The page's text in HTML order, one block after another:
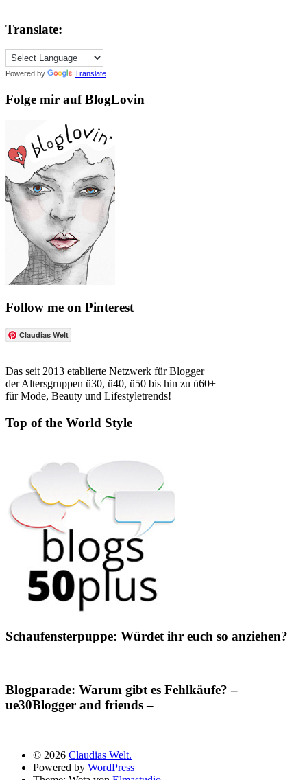
Translate:
Powered by Translate
Folge mir auf BlogLovin
Follow me on Pinterest
Claudias Welt
Das seit 2013 etablierte Netzwerk für Blogger
der Altersgruppen ü30, ü40, ü50 bis hin zu ü60+
für Mode, Beauty und Lifestyletrends!
Top of the World Style
Schaufensterpuppe: Würdet ihr euch so anziehen?
Blogparade: Warum gibt es Fehlkäufe? –
ue30Blogger and friends –
© 2026 Claudias Welt.
Powered by WordPress